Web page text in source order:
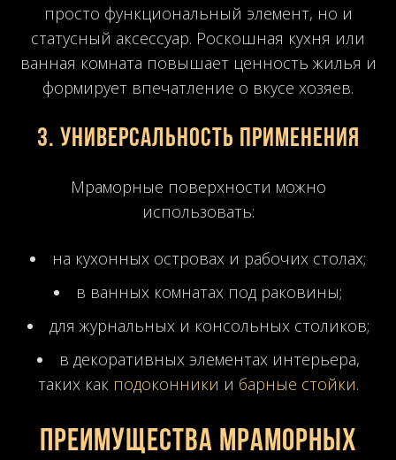
просто функциональный элемент, но и
статусный аксессуар. Роскошная кухня или
ванная комната повышает ценность жилья и
формирует впечатление о вкусе хозяев.
3. Универсальность применения
Мраморные поверхности можно
использовать:
на кухонных островах и рабочих столах;
в ванных комнатах под раковины;
для журнальных и консольных столиков;
в декоративных элементах интерьера,
таких как подоконники и барные стойки.
Преимущества мраморных